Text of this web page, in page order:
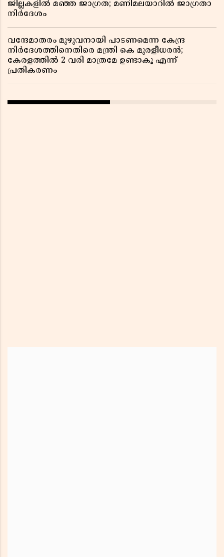
ജില്ലകളിൽ മഞ്ഞ ജാഗ്രത; മണിമലയാറിൽ ജാഗ്രതാ
നിർദേശം
വന്ദേമാതരം മുഴുവനായി പാടണമെന്ന കേന്ദ്ര
നിർദേശത്തിനെതിരെ മന്ത്രി കെ മുരളീധരൻ;
കേരളത്തിൽ 2 വരി മാത്രമേ ഉണ്ടാകൂ എന്ന്
പ്രതികരണം